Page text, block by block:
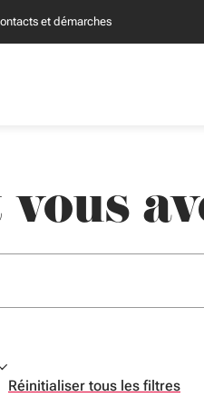
et démarches
Réinitialiser tous les filtres